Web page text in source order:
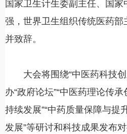
国家卫生计生委副主任、国
强，世界卫生组织传统医药
并致辞。
大会将围绕“中医药科技创
办“政府论坛”“中医药理论传
持续发展”“中药质量保障与提
发展”等研讨和科技成果发布对